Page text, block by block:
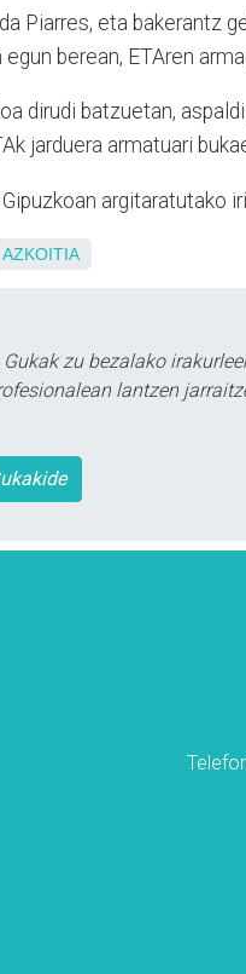
Piarres, eta bakerantz
berean, ETAren
dirudi batzuetan,
jarduera armatuari
argitaratutako
AZKOITIA
zu bezalako
lantzen